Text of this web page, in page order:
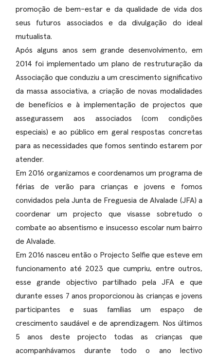
promoção de bem-estar e da qualidade de vida dos
seus futuros associados e da divulgação do ideal
mutualista.
Após alguns anos sem grande desenvolvimento, em
2014 foi implementado um plano de restruturação da
Associação que conduziu a um crescimento significativo
da massa associativa, a criação de novas modalidades
de benefícios e à implementação de projectos que
assegurassem aos associados (com condições
especiais) e ao público em geral respostas concretas
para as necessidades que fomos sentindo estarem por
atender.
Em 2016 organizamos e coordenamos um programa de
férias de verão para crianças e jovens e fomos
convidados pela Junta de Freguesia de Alvalade (JFA) a
coordenar um projecto que visasse sobretudo o
combate ao absentismo e insucesso escolar num bairro
de Alvalade.
Em 2016 nasceu então o Projecto Selfie que esteve em
funcionamento até 2023 que cumpriu, entre outros,
esse grande objectivo partilhado pela JFA e que
durante esses 7 anos proporcionou às crianças e jovens
participantes e suas famílias um espaço de
crescimento saudável e de aprendizagem. Nos últimos
5 anos deste projecto todas as crianças que
acompanhávamos durante todo o ano lectivo